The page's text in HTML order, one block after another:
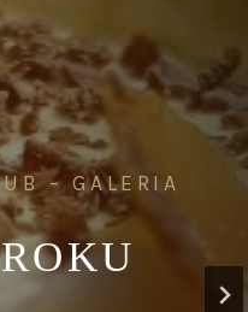
– GALERIA